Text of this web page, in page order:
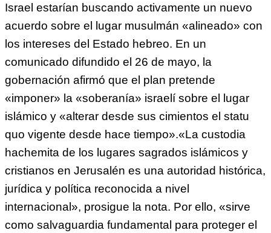
Israel estarían buscando activamente un nuevo
acuerdo sobre el lugar musulmán «alineado» con
los intereses del Estado hebreo. En un
comunicado difundido el 26 de mayo, la
gobernación afirmó que el plan pretende
«imponer» la «soberanía» israelí sobre el lugar
islámico y «alterar desde sus cimientos el statu
quo vigente desde hace tiempo».«La custodia
hachemita de los lugares sagrados islámicos y
cristianos en Jerusalén es una autoridad histórica,
jurídica y política reconocida a nivel
internacional», prosigue la nota. Por ello, «sirve
como salvaguardia fundamental para proteger el